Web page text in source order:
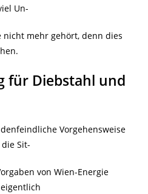
Un-
mehr gehört, denn dies
für Diebstahl und
Vorgehensweise
Sit-
von Wien-Energie